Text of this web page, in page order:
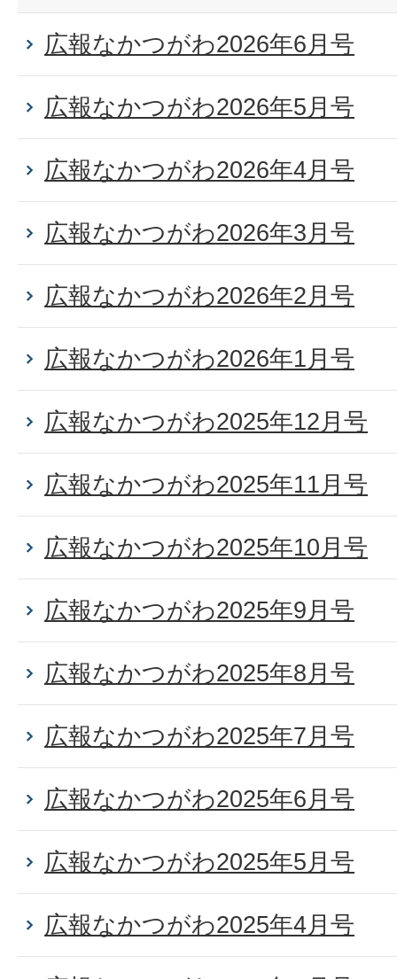
広報なかつがわ2026年6月号
広報なかつがわ2026年5月号
広報なかつがわ2026年4月号
広報なかつがわ2026年3月号
広報なかつがわ2026年2月号
広報なかつがわ2026年1月号
広報なかつがわ2025年12月号
広報なかつがわ2025年11月号
広報なかつがわ2025年10月号
広報なかつがわ2025年9月号
広報なかつがわ2025年8月号
広報なかつがわ2025年7月号
広報なかつがわ2025年6月号
広報なかつがわ2025年5月号
広報なかつがわ2025年4月号